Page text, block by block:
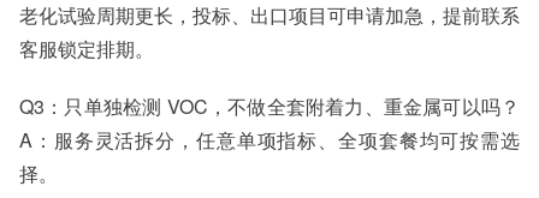
老化试验周期更长，投标、出口项目可申请加急，提前联系
客服锁定排期。
Q3：只单独检测 VOC，不做全套附着力、重金属可以吗？
A：服务灵活拆分，任意单项指标、全项套餐均可按需选
择。